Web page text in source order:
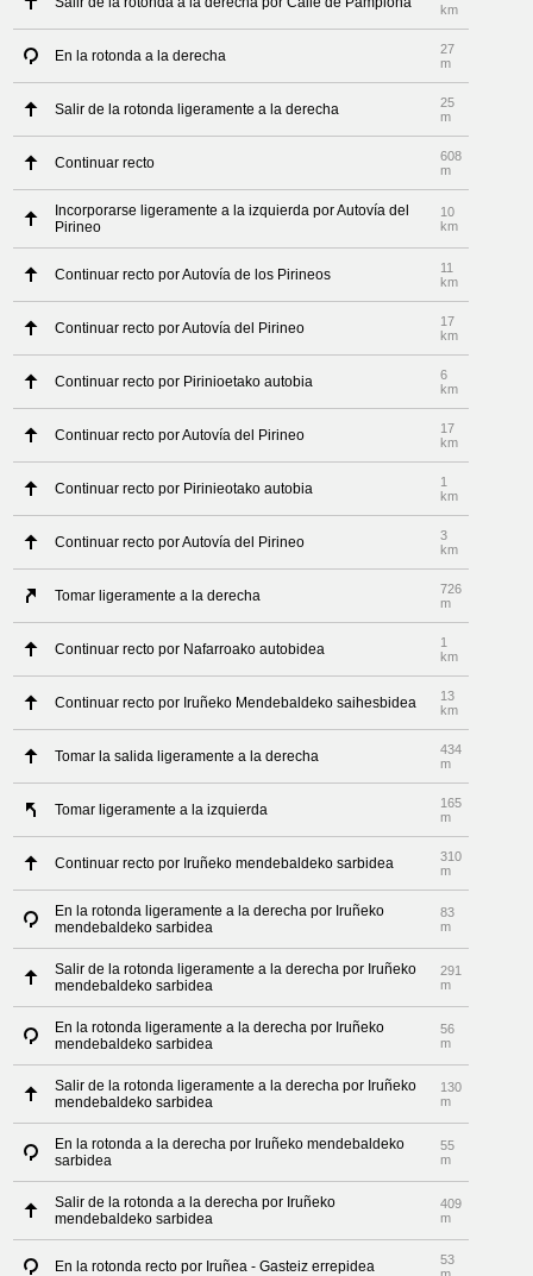
km
En la rotonda a la derecha
27
m
Salir de la rotonda ligeramente a la derecha
25
m
Continuar recto
608
m
Incorporarse ligeramente a la izquierda por Autovía del
Pirineo
10
km
Continuar recto por Autovía de los Pirineos
11
km
Continuar recto por Autovía del Pirineo
17
km
Continuar recto por Pirinioetako autobia
6
km
Continuar recto por Autovía del Pirineo
17
km
Continuar recto por Pirinieotako autobia
1
km
Continuar recto por Autovía del Pirineo
3
km
Tomar ligeramente a la derecha
726
m
Continuar recto por Nafarroako autobidea
1
km
Continuar recto por Iruñeko Mendebaldeko saihesbidea
13
km
Tomar la salida ligeramente a la derecha
434
m
Tomar ligeramente a la izquierda
165
m
Continuar recto por Iruñeko mendebaldeko sarbidea
310
m
En la rotonda ligeramente a la derecha por Iruñeko
mendebaldeko sarbidea
83
m
Salir de la rotonda ligeramente a la derecha por Iruñeko
mendebaldeko sarbidea
291
m
En la rotonda ligeramente a la derecha por Iruñeko
mendebaldeko sarbidea
56
m
Salir de la rotonda ligeramente a la derecha por Iruñeko
mendebaldeko sarbidea
130
m
En la rotonda a la derecha por Iruñeko mendebaldeko
sarbidea
55
m
Salir de la rotonda a la derecha por Iruñeko
mendebaldeko sarbidea
409
m
En la rotonda recto por Iruñea - Gasteiz errepidea
53